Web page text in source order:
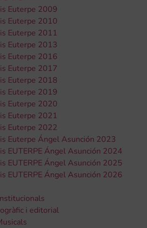
Euterpe 2009
Euterpe 2010
Euterpe 2011
Euterpe 2013
Euterpe 2016
Euterpe 2017
Euterpe 2018
Euterpe 2019
Euterpe 2020
Euterpe 2021
Euterpe 2022
Euterpe Ángel Asunción 2023
EUTERPE Ángel Asunción 2024
EUTERPE Ángel Asunción 2025
EUTERPE Ángel Asunción 2026
i editorial